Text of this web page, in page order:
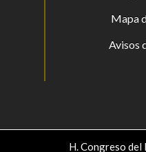
Mapa
Avisos
H. Congreso del